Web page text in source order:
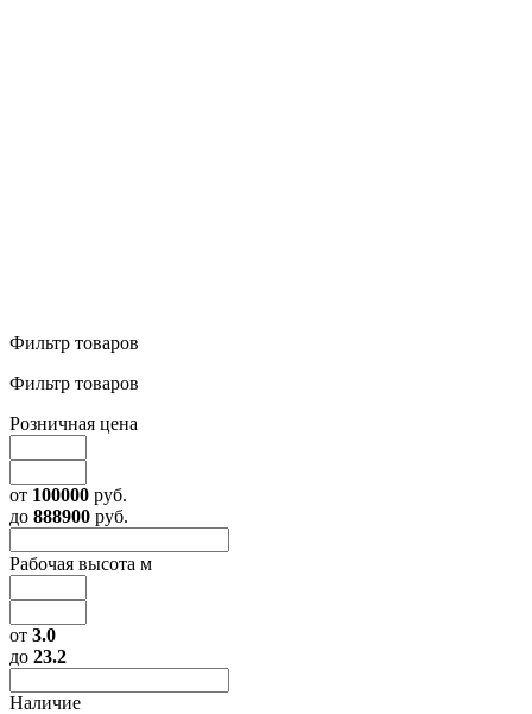
Фильтр товаров
Фильтр товаров
Розничная цена
от 100000 руб.
до 888900 руб.
Рабочая высота м
от 3.0
до 23.2
Наличие